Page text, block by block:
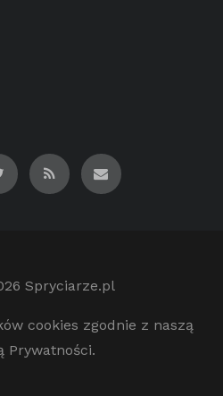
Spryciarze.pl
cookies zgodnie z naszą
Prywatności.